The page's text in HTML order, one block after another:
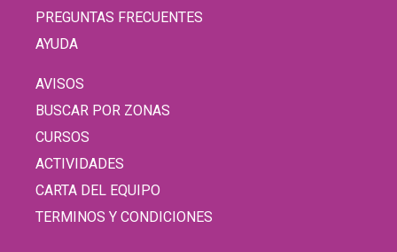
PREGUNTAS FRECUENTES
AYUDA
AVISOS
BUSCAR POR ZONAS
CURSOS
ACTIVIDADES
CARTA DEL EQUIPO
TERMINOS Y CONDICIONES